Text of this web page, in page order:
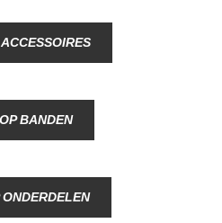
BANDEN
ONDERDELEN